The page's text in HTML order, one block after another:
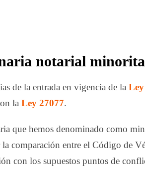
notarial
de la entrada en vigencia de la
la Ley 27077.
que hemos denominado como
la comparación entre el Código de
con los supuestos puntos de